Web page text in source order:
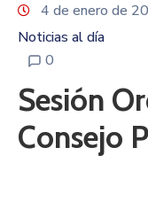
4 de enero de
Noticias al día
0
Sesión
Consejo